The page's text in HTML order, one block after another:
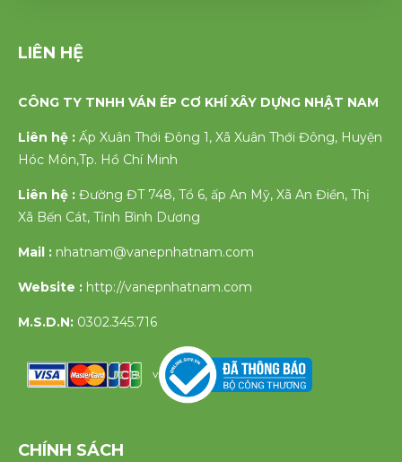
LIÊN HỆ
CÔNG TY TNHH VÁN ÉP CƠ KHÍ XÂY DỰNG NHẬT NAM
Liên hệ : Ấp Xuân Thới Đông 1, Xã Xuân Thới Đông, Huyện
Hóc Môn,Tp. Hồ Chí Minh
Liên hệ : Đường ĐT 748, Tổ 6, ấp An Mỹ, Xã An Điền, Thị
Xã Bến Cát, Tỉnh Bình Dương
Mail : nhatnam@vanepnhatnam.com
Website : http://vanepnhatnam.com
M.S.D.N: 0302.345.716
v
CHÍNH SÁCH